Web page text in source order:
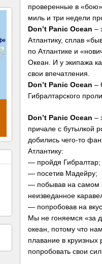
проверенные в
миль и три недели
Don’t Panic Ocean –
Атлантику, сплав
по Атлантике и
Океан. И у экипажа
свои впечатления.
Don’t Panic Ocean –
Гибралтарского
Don’t Panic Ocean –
причале с бутылкой
добились чего-то
Атлантику:
— пройдя Гибралтар;
— посетив Мадейру;
— побывав на самом
неизведанное
— попробовав на
Мы не гоняемся «за
океан, потому что
плавание в
попробовать свои